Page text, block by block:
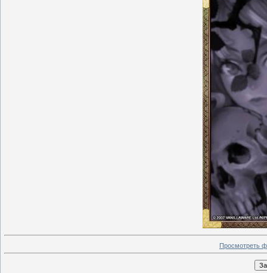
Просмотреть